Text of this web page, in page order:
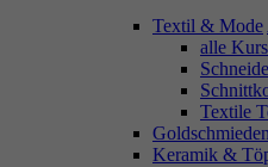
Textil & Mode
alle
Textile
Keramik &